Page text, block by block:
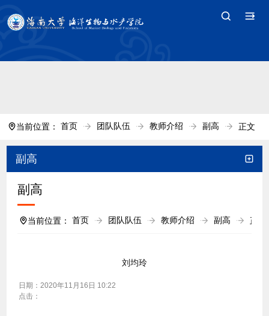
中国·tyc7111cc太阳(集团)官方网站-Branding
当前位置：首页 团队队伍 教师介绍 副高 正文
副高
副高
当前位置：首页 团队队伍 教师介绍 副高 正文
刘均玲
日期：2020年11月16日 10:22
点击：